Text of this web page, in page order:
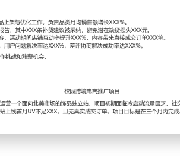
南亚站点新品上架与老品优化，根据平台热词
拍摄并处理产品场景图与细节图，优化主图点
页面信息准确；通过A/B测试优化图文组合，使
踪负责品类销售数据与广告表现，使用平台报表
单价变化；识别滞销品与潜力品，每周输出销
键词排名，调整优化策略后核心词自然搜索排
活动与节假日策划营销内容，独立撰写产品推
销海报与短视频素材；在社媒平台发布内容